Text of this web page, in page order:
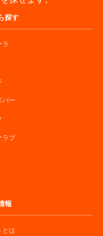
探す
ラ
バー
ラブ
報
とは